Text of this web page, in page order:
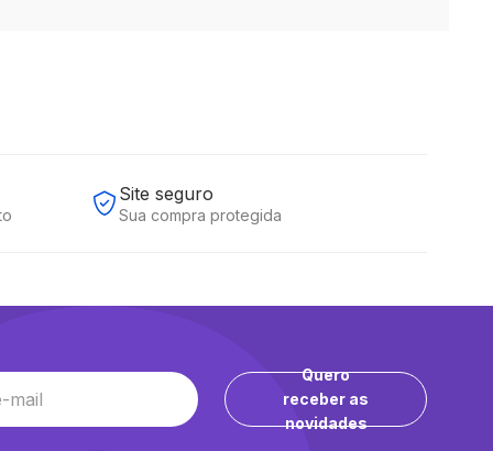
Site seguro
Sua compra protegida
Quero
receber as
novidades